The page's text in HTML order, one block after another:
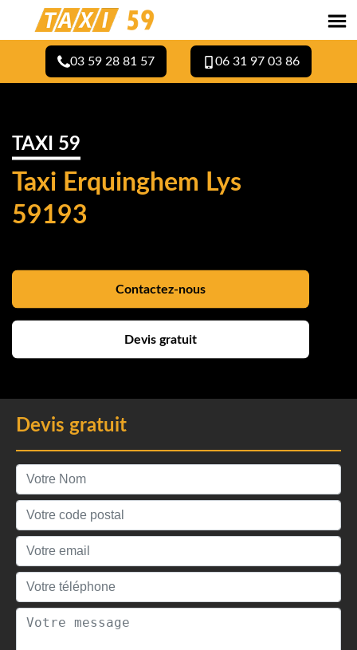
03 59 28 81 57 06 31 97 03 86
TAXI 59
Taxi Erquinghem Lys
59193
Contactez-nous
Devis gratuit
Devis gratuit